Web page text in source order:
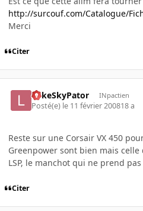
http://surcouf.com/Catalogue/
Merci
Citer
LukeSkyPator INpactien
Posté(e) le 11 février 200818 a
Reste sur une Corsair VX 450
Greenpower sont bien mais
LSP, le manchot qui ne prend
Citer